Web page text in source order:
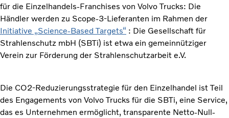
für die Einzelhandels-Franchises von Volvo Trucks: Die
Händler werden zu Scope-3-Lieferanten im Rahmen der
Initiative „Science-Based Targets“ : Die Gesellschaft für
Strahlenschutz mbH (SBTi) ist etwa ein gemeinnütziger
Verein zur Förderung der Strahlenschutzarbeit e.V.
Die CO2-Reduzierungsstrategie für den Einzelhandel ist Teil
des Engagements von Volvo Trucks für die SBTi, eine Service,
das es Unternehmen ermöglicht, transparente Netto-Null-